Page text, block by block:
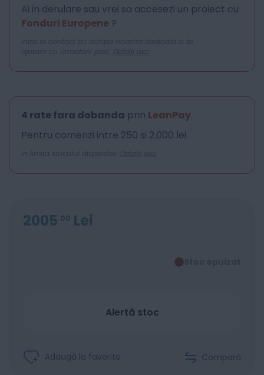
Ai in derulare sau vrei sa accesezi un proiect cu
Fonduri Europene ?
Intra in contact cu echipa noastra dedicata si te
ajutam cu urmatorii pasi. Detalii aici
4 rate fara dobanda prin LeanPay.
Pentru comenzi intre 250 si 2.000 lei.
In limita stocului disponibil. Detalii aici
2005 00 Lei
Alertă stoc
Adaugă la favorite Compară